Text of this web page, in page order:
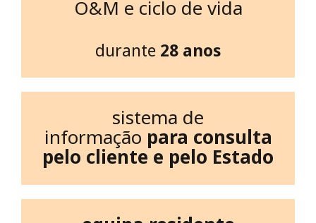
O&M e ciclo de vida
durante 28 anos
sistema de
informação para consulta
pelo cliente e pelo Estado